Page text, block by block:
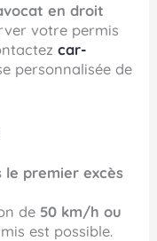
en droit
votre permis
car-
personnalisée de
le premier excès
de 50 km/h ou
est possible.